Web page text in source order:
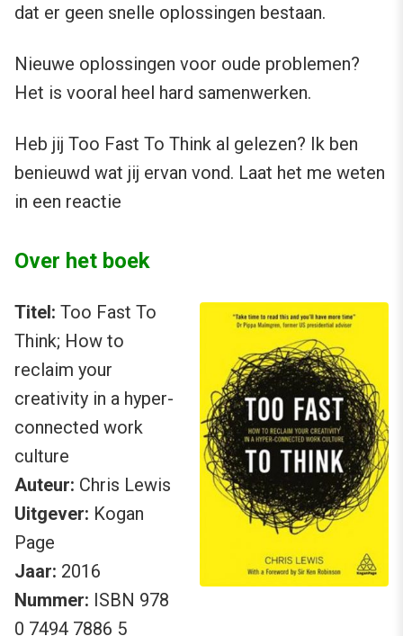
dat er geen snelle oplossingen bestaan.
Nieuwe oplossingen voor oude problemen?
Het is vooral heel hard samenwerken.
Heb jij Too Fast To Think al gelezen? Ik ben
benieuwd wat jij ervan vond. Laat het me weten
in een reactie
Over het boek
Titel: Too Fast To
Think; How to
reclaim your
creativity in a hyper-
connected work
culture
Auteur: Chris Lewis
Uitgever: Kogan
Page
Jaar: 2016
Nummer: ISBN 978
0 7494 7886 5